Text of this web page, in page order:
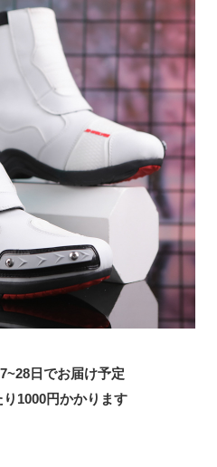
日でお届け予定
1000円かかります